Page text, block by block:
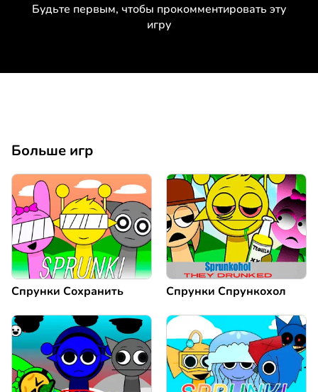
Будьте первым, чтобы прокомментировать эту
игру
Больше игр
Спрунки Сохранить Спрунки Спрункохол